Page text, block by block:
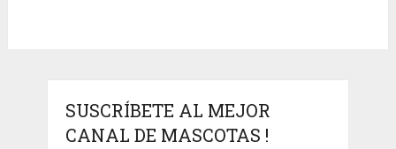
SUSCRÍBETE AL MEJOR
CANAL DE MASCOTAS !